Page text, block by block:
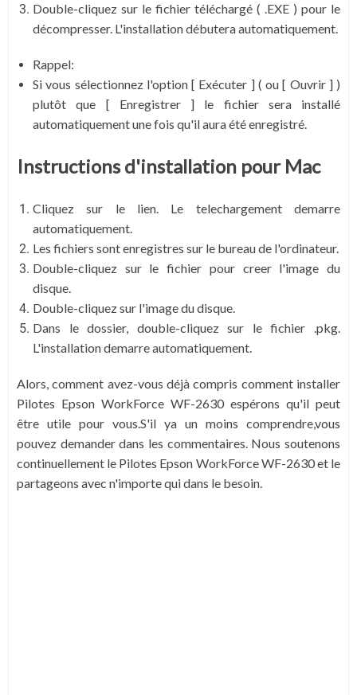
Double-cliquez sur le fichier téléchargé ( .EXE ) pour le
décompresser. L'installation débutera automatiquement.
Rappel:
Si vous sélectionnez l'option [ Exécuter ] ( ou [ Ouvrir ] )
plutôt que [ Enregistrer ] le fichier sera installé
automatiquement une fois qu'il aura été enregistré.
Instructions d'installation pour Mac
Cliquez sur le lien. Le telechargement demarre
automatiquement.
Les fichiers sont enregistres sur le bureau de l'ordinateur.
Double-cliquez sur le fichier pour creer l'image du
disque.
Double-cliquez sur l'image du disque.
Dans le dossier, double-cliquez sur le fichier .pkg.
L'installation demarre automatiquement.
Alors, comment avez-vous déjà compris comment installer
Pilotes Epson WorkForce WF-2630 espérons qu'il peut
être utile pour vous.S'il ya un moins comprendre,vous
pouvez demander dans les commentaires. Nous soutenons
continuellement le Pilotes Epson WorkForce WF-2630 et le
partageons avec n'importe qui dans le besoin.